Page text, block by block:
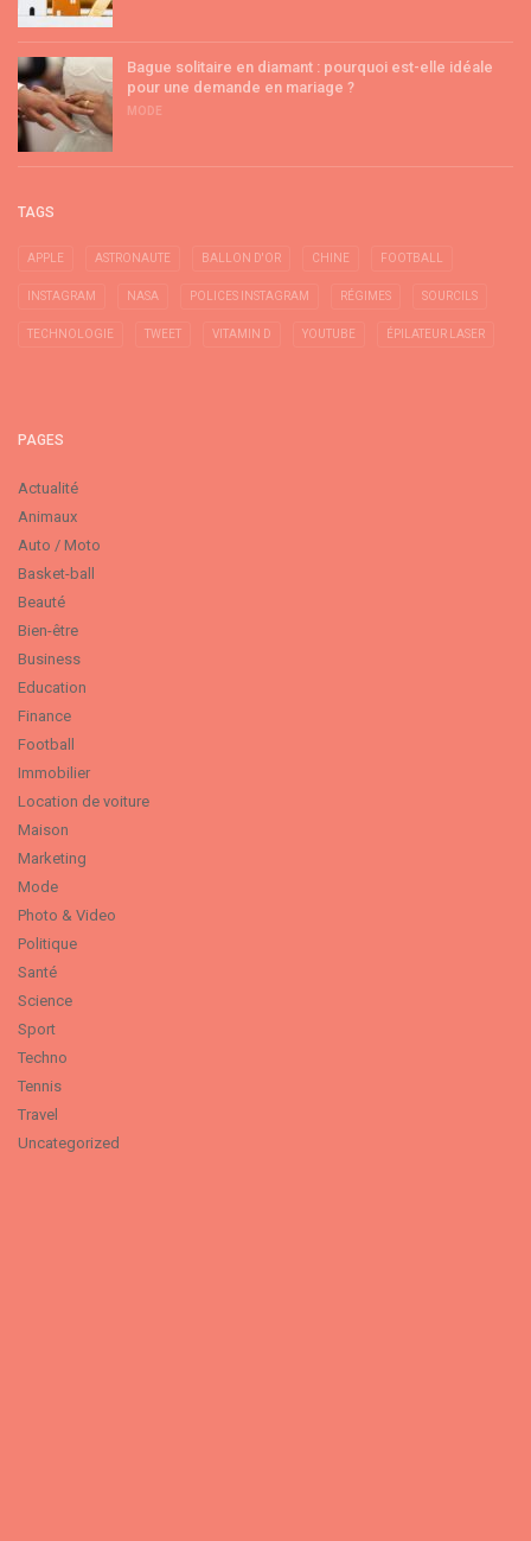
Bague solitaire en diamant : pourquoi est-elle idéale
pour une demande en mariage ?
MODE
TAGS
APPLE ASTRONAUTE BALLON D'OR CHINE FOOTBALL
INSTAGRAM NASA POLICES INSTAGRAM RÉGIMES SOURCILS
TECHNOLOGIE TWEET VITAMIN D YOUTUBE ÉPILATEUR LASER
PAGES
Actualité
Animaux
Auto / Moto
Basket-ball
Beauté
Bien-être
Business
Education
Finance
Football
Immobilier
Location de voiture
Maison
Marketing
Mode
Photo & Video
Politique
Santé
Science
Sport
Techno
Tennis
Travel
Uncategorized